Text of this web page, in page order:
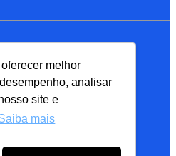
melhor
analisar
site e
mais
Bosco